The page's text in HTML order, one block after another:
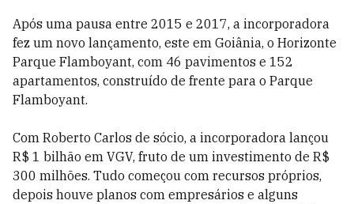
Após uma pausa entre 2015 e 2017, a incorporadora
fez um novo lançamento, este em Goiânia, o Horizonte
Parque Flamboyant, com 46 pavimentos e 152
apartamentos, construído de frente para o Parque
Flamboyant.
Com Roberto Carlos de sócio, a incorporadora lançou
R$ 1 bilhão em VGV, fruto de um investimento de R$
300 milhões. Tudo começou com recursos próprios,
depois houve planos com empresários e alguns